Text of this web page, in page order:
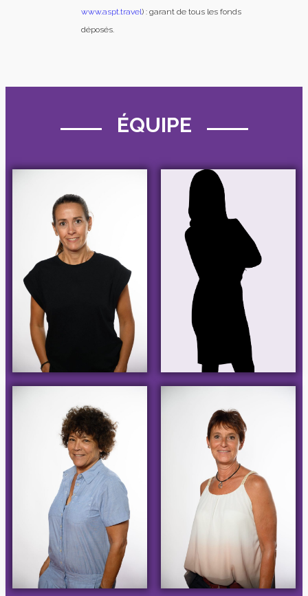
www.aspt.travel) : garant de tous les fonds
déposés.
ÉQUIPE